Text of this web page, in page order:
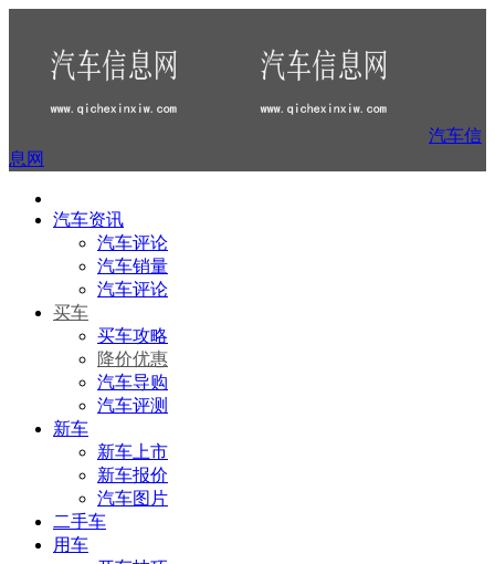
汽车信
息网
汽车资讯
汽车评论
汽车销量
汽车评论
买车
买车攻略
降价优惠
汽车导购
汽车评测
新车
新车上市
新车报价
汽车图片
二手车
用车